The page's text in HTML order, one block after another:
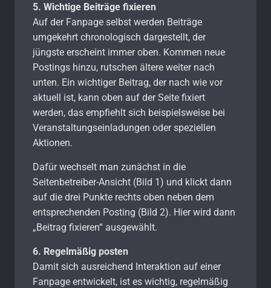
5. Wichtige Beiträge fixieren
Auf der Fanpage selbst werden Beiträge
umgekehrt chronologisch dargestellt, der
jüngste erscheint immer oben. Kommen neue
Postings hinzu, rutschen ältere weiter nach
unten. Ein wichtiger Beitrag, der nach wie vor
aktuell ist, kann oben auf der Seite fixiert
werden, das empfiehlt sich beispielsweise bei
Veranstaltungseinladungen oder speziellen
Aktionen.
Dafür wechselt man zunächst in die
Seitenbetreiber-Ansicht (Bild 1) und klickt dann
auf die drei Punkte rechts oben neben dem
entsprechenden Posting (Bild 2). Hier wird dann
„Beitrag fixieren“ ausgewählt.
6. Regelmäßig posten
Damit sich ausreichend Interaktion auf einer
Fanpage entwickelt, ist es wichtig, regelmäßig